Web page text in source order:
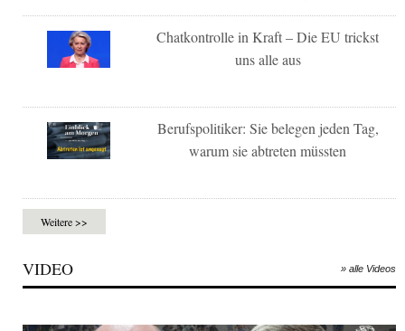
Chatkontrolle in Kraft – Die EU trickst
uns alle aus
Berufspolitiker: Sie belegen jeden Tag,
warum sie abtreten müssten
Weitere >>
VIDEO » alle Videos